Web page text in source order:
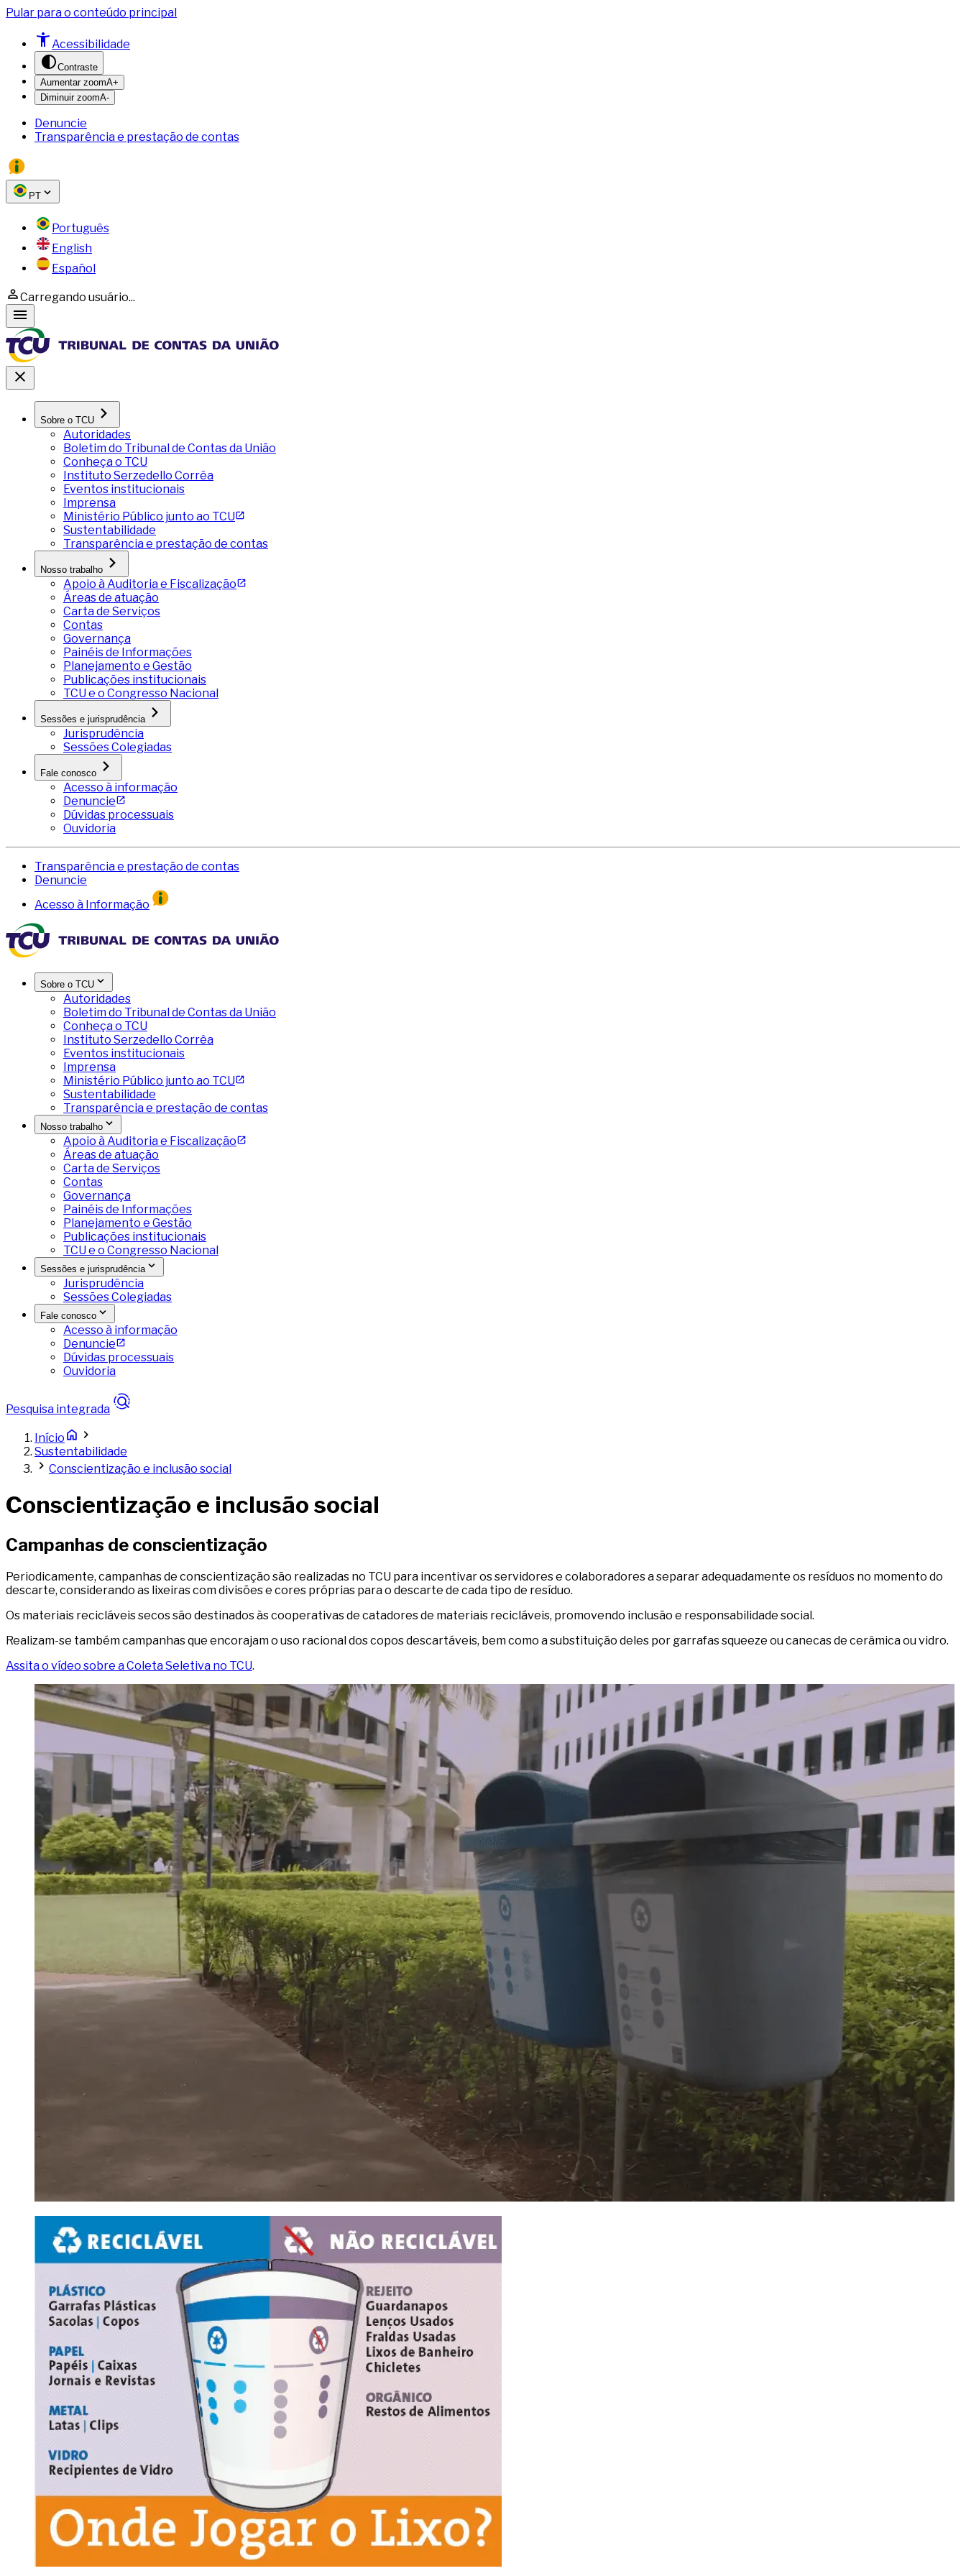
Pular para o conteúdo principal
Acessibilidade
Contraste
Aumentar zoomA+
Diminuir zoomA-
Denuncie
Transparência e prestação de contas
PT
Português
English
Español
Carregando usuário...
Sobre o TCU
Autoridades
Boletim do Tribunal de Contas da União
Conheça o TCU
Instituto Serzedello Corrêa
Eventos institucionais
Imprensa
Ministério Público junto ao TCU
Sustentabilidade
Transparência e prestação de contas
Nosso trabalho
Apoio à Auditoria e Fiscalização
Áreas de atuação
Carta de Serviços
Contas
Governança
Painéis de Informações
Planejamento e Gestão
Publicações institucionais
TCU e o Congresso Nacional
Sessões e jurisprudência
Jurisprudência
Sessões Colegiadas
Fale conosco
Acesso à informação
Denuncie
Dúvidas processuais
Ouvidoria
Transparência e prestação de contas
Denuncie
Acesso à Informação
Sobre o TCU
Autoridades
Boletim do Tribunal de Contas da União
Conheça o TCU
Instituto Serzedello Corrêa
Eventos institucionais
Imprensa
Ministério Público junto ao TCU
Sustentabilidade
Transparência e prestação de contas
Nosso trabalho
Apoio à Auditoria e Fiscalização
Áreas de atuação
Carta de Serviços
Contas
Governança
Painéis de Informações
Planejamento e Gestão
Publicações institucionais
TCU e o Congresso Nacional
Sessões e jurisprudência
Jurisprudência
Sessões Colegiadas
Fale conosco
Acesso à informação
Denuncie
Dúvidas processuais
Ouvidoria
Pesquisa integrada
Início
Sustentabilidade
Conscientização e inclusão social
Conscientização e inclusão social
Campanhas de conscientização
Periodicamente, campanhas de conscientização são realizadas no TCU para incentivar os servidores e colaboradores a separar adequadamente os resíduos no momento do
descarte, considerando as lixeiras com divisões e cores próprias para o descarte de cada tipo de resíduo.
Os materiais recicláveis secos são destinados às cooperativas de catadores de materiais recicláveis, promovendo inclusão e responsabilidade social.
Realizam-se também campanhas que encorajam o uso racional dos copos descartáveis, bem como a substituição deles por garrafas squeeze ou canecas de cerâmica ou vidro.
Assita o vídeo sobre a Coleta Seletiva no TCU.